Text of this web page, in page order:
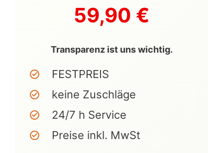
59,90 €
Transparenz ist uns wichtig.
FESTPREIS
keine Zuschläge
24/7 h Service
Preise inkl. MwSt